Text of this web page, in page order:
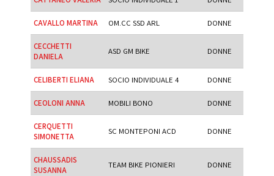
CAVALLO MARTINA OM.CC SSD ARL DONNE
CECCHETTI
DANIELA
ASD GM BIKE DONNE
CELIBERTI ELIANA SOCIO INDIVIDUALE 4 DONNE
CEOLONI ANNA MOBILI BONO DONNE
CERQUETTI
SIMONETTA
SC MONTEPONI ACD DONNE
CHAUSSADIS
SUSANNA
TEAM BIKE PIONIERI DONNE